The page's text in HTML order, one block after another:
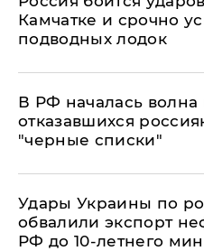
Камчатке и срочно
подводных лодок
​В РФ началась волна
отказавшихся
"черные списки"
Удары Украины по
обвалили экспорт
РФ до 10-летнего